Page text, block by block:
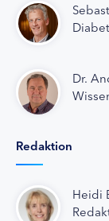
Dr.
Redaktion
Heidi